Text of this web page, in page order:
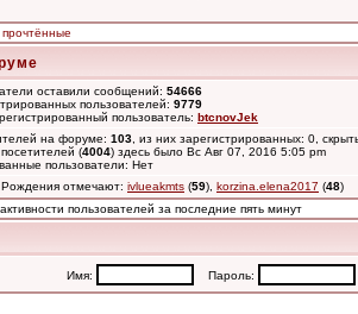
оставили сообщений: 54666
пользователей: 9779
пользователь: btcnovJek
на форуме: 103 , из них зарегистрированных: 0,
(4004) здесь было Вс Авг 07, 2016 5:05 pm
пользователи: Нет
отмечают: ivlueakmts (59), korzina.elena2017 (48)
пользователей за последние пять минут
Имя: Пароль: